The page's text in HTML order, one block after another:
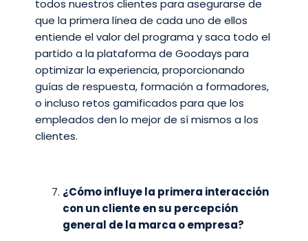
todos nuestros clientes para asegurarse de
que la primera línea de cada uno de ellos
entiende el valor del programa y saca todo el
partido a la plataforma de Goodays para
optimizar la experiencia, proporcionando
guías de respuesta, formación a formadores,
o incluso retos gamificados para que los
empleados den lo mejor de sí mismos a los
clientes.
¿Cómo influye la primera interacción
con un cliente en su percepción
general de la marca o empresa?